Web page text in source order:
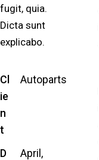
fugit, quia.
Dicta sunt
explicabo.
Cl
ie
n
t
Autoparts
D
April,